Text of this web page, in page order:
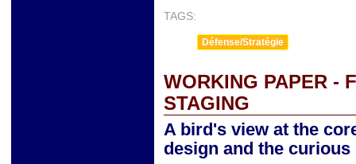
TAGS:
Défense/Stratégie
WORKING PAPER -
STAGING
A bird's view at the
design and the